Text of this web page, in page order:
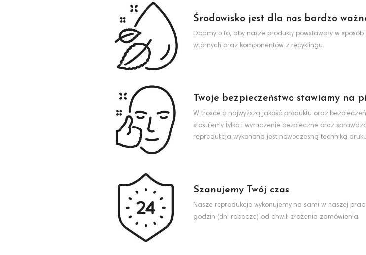
Środowisko jest dla nas bardzo
Dbamy o to, aby nasze produkty powstawały w
wtórnych oraz komponentów z recyklingu.
Twoje bezpieczeństwo stawiamy na
W trosce o najwyższą jakość produktu oraz
stosujemy tylko i wyłączenie bezpieczne oraz
reprodukcja wykonana jest nowoczesną techniką
Szanujemy Twój czas
Nasze reprodukcje wykonujemy na sami w naszej
godzin (dni robocze) od chwili złożenia zamówienia.